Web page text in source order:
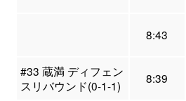
8:43
#33 蔵満 ディフェン
スリバウンド(0-1-1)
8:39